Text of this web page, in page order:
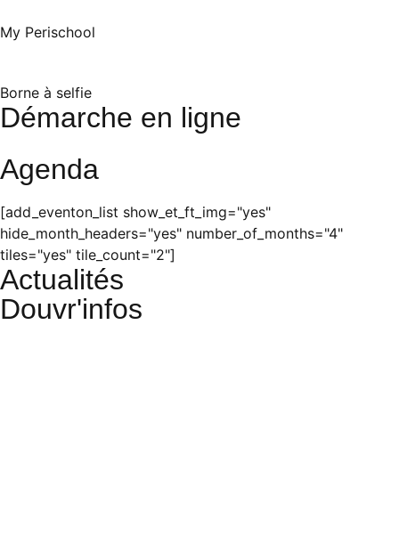
My Perischool
Borne à selfie
Démarche en ligne
Agenda
[add_eventon_list show_et_ft_img="yes"
hide_month_headers="yes" number_of_months="4"
tiles="yes" tile_count="2"]
Actualités
Douvr'infos